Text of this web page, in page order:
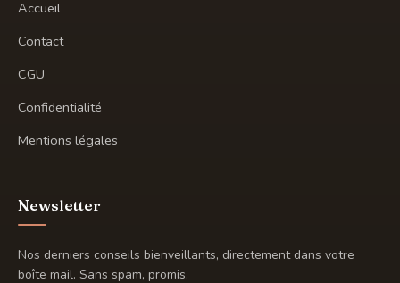
Accueil
Contact
CGU
Confidentialité
Mentions légales
Newsletter
Nos derniers conseils bienveillants, directement dans votre
boîte mail. Sans spam, promis.